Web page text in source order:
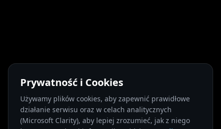
Prywatność i Cookies
Używamy plików cookies, aby zapewnić prawidłowe
działanie serwisu oraz w celach analitycznych
(Microsoft Clarity), aby lepiej zrozumieć, jak z niego